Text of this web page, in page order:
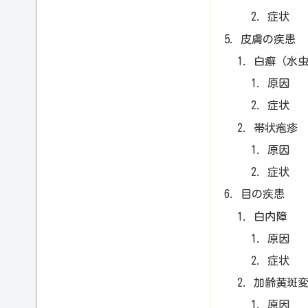
症状
皮膚の疾患
白癬（水虫
原因
症状
帯状疱疹
原因
症状
目の疾患
白内障
原因
症状
加齢黄斑
原因